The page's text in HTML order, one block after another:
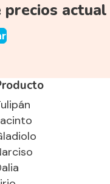
actual